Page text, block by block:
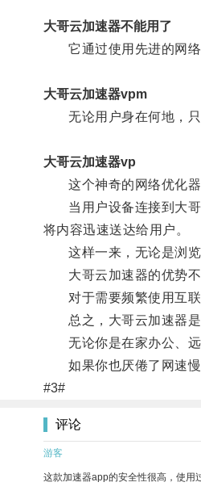
大哥云加速器不能用了
它通过使用先进的网络
大哥云加速器vpm
无论用户身在何地，只
大哥云加速器vp
这个神奇的网络优化器
当用户设备连接到大哥
将内容迅速送达给用户。
这样一来，无论是浏览
大哥云加速器的优势不
对于需要频繁使用互联
总之，大哥云加速器是
无论你是在家办公、远
如果你也厌倦了网速慢
#3#
评论
游客
这款加速器app的安全性很高，使用